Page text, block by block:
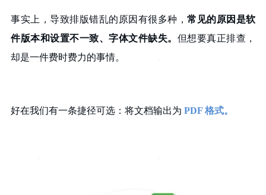
事实上，导致排版错乱的原因有很多种， 常见的原因是软
件版本和设置不一致、字体文件缺失。 但想要真正排查，
却是一件费时费力的事情。
好在我们有一条捷径可选：将文档输出为 PDF 格式。